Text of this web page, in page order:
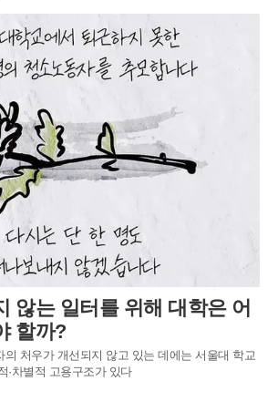
않는 일터를 위해 대학은 어
할까?
의 처우가 개선되지 않고 있는 데에는 서울대 학교
·차별적 고용구조가 있다